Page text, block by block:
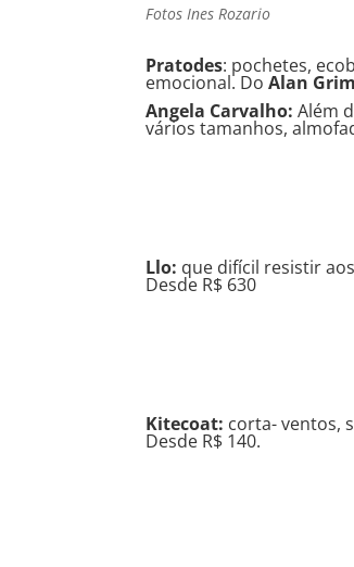
Fotos Ines Rozario
Pratodes: pochetes,
emocional. DoAlan
Angela Carvalho: Além
vários tamanhos,
Llo: que difícil resistir
Desde R$ 630
Kitecoat: corta- ventos,
Desde R$ 140.